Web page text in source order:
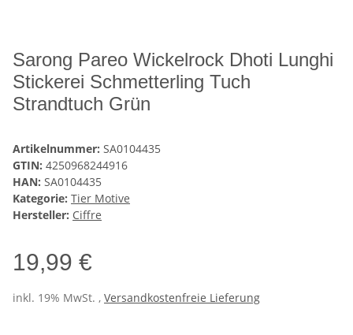
Sarong Pareo Wickelrock Dhoti Lunghi
Stickerei Schmetterling Tuch
Strandtuch Grün
Artikelnummer: SA0104435
GTIN: 4250968244916
HAN: SA0104435
Kategorie: Tier Motive
Hersteller: Ciffre
19,99 €
inkl. 19% MwSt. , Versandkostenfreie Lieferung